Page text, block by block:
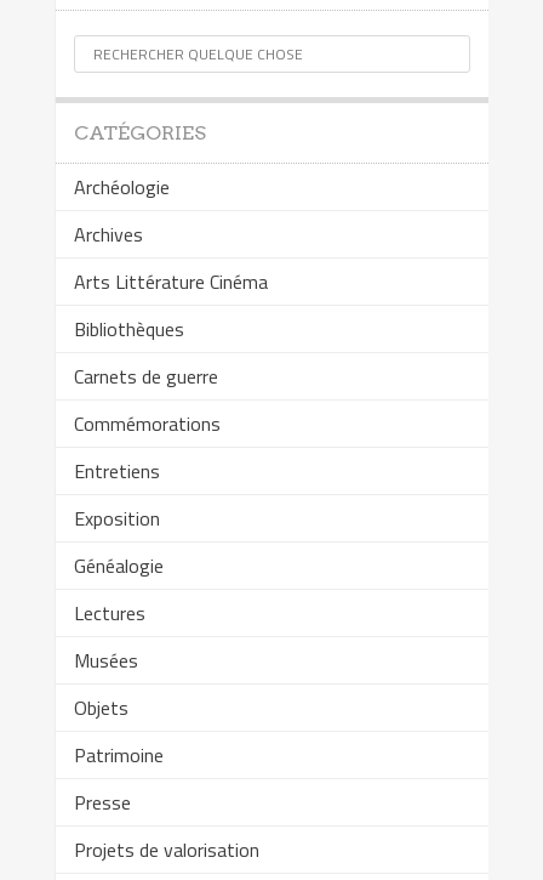
CATÉGORIES
Archéologie
Archives
Arts Littérature Cinéma
Bibliothèques
Carnets de guerre
Commémorations
Entretiens
Exposition
Généalogie
Lectures
Musées
Objets
Patrimoine
Presse
Projets de valorisation